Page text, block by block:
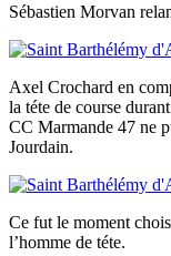
Sébastien Morvan
Axel Crochard en
la téte de course
CC Marmande 47 ne
Jourdain.
Ce fut le moment
l’homme de téte.